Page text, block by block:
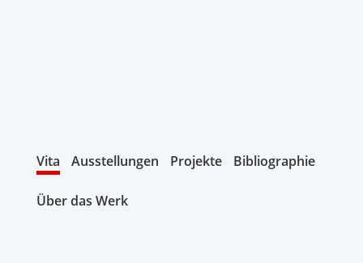
Vita Ausstellungen Projekte Bibliographie
Über das Werk